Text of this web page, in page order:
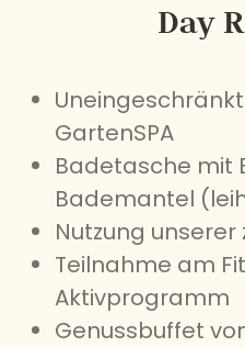
Day
GartenSPA
Badetasche mit
Bademantel
Nutzung
Teilnahme am
Aktivprogramm
Genussbuffet